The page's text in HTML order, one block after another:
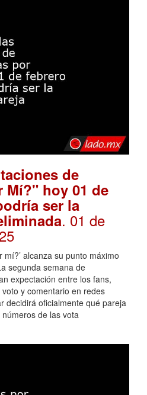
de
hoy 01 de
ser la
. 01 de
mí?’ alcanza su punto máximo
segunda semana de
expectación entre los fans,
y comentario en redes
decidirá oficialmente qué pareja
de las vota